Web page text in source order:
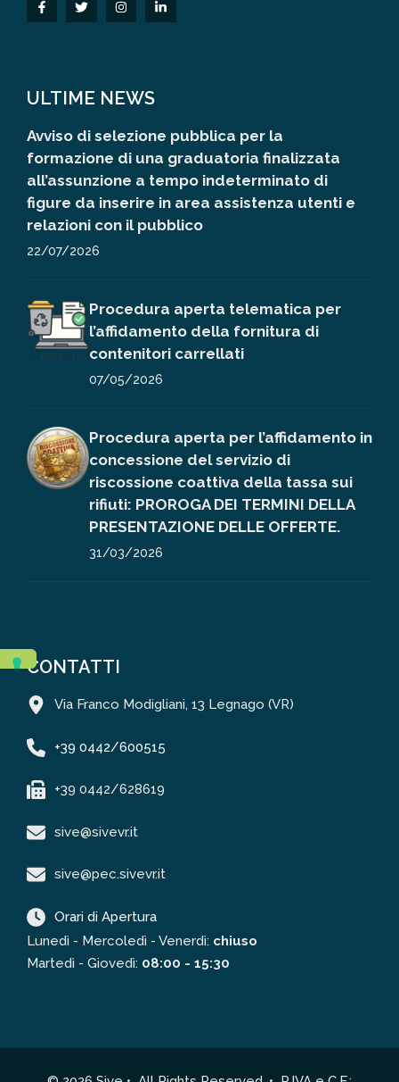
ULTIME NEWS
Avviso di selezione pubblica per la
formazione di una graduatoria finalizzata
all’assunzione a tempo indeterminato di
figure da inserire in area assistenza utenti e
relazioni con il pubblico
22/07/2026
Procedura aperta telematica per
l’affidamento della fornitura di
contenitori carrellati
07/05/2026
Procedura aperta per l’affidamento in
concessione del servizio di
riscossione coattiva della tassa sui
rifiuti: PROROGA DEI TERMINI DELLA
PRESENTAZIONE DELLE OFFERTE.
31/03/2026
CONTATTI
Via Franco Modigliani, 13 Legnago (VR)
+39 0442/600515
+39 0442/628619
sive@sivevr.it
sive@pec.sivevr.it
Orari di Apertura
Lunedì - Mercoledì - Venerdì: chiuso
Martedì - Giovedì: 08:00 - 15:30